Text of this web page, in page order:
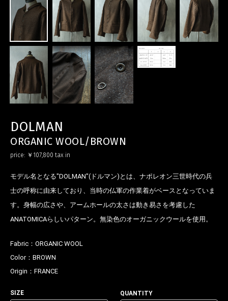
DOLMAN
ORGANIC WOOL/BROWN
price: ￥107,800 tax in
モデル名となる"DOLMAN"(ドルマン)とは、ナポレオン三世時代の兵
士の呼称に由来しており、当時の仏軍の作業着がベースとなっていま
す。身幅の広さや、アームホールの太さは動き易さを考慮した
ANATOMICAらしいパターン。無染色のオーガニックウールを使用。
Fabric： ORGANIC WOOL
Color： BROWN
Origin： FRANCE
SIZE QUANTITY
お買い物を続ける カートへ進む